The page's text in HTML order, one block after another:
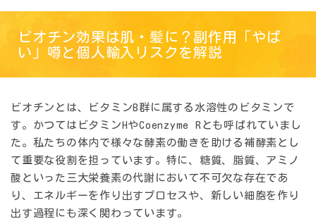
ビオチン効果は肌・髪に？副作用「やば
い」噂と個人輸入リスクを解説
ビオチンとは、ビタミンB群に属する水溶性のビタミンで
す。かつてはビタミンHやCoenzyme Rとも呼ばれていまし
た。私たちの体内で様々な酵素の働きを助ける補酵素とし
て重要な役割を担っています。特に、糖質、脂質、アミノ
酸といった三大栄養素の代謝において不可欠な存在であ
り、エネルギーを作り出すプロセスや、新しい細胞を作り
出す過程にも深く関わっています。